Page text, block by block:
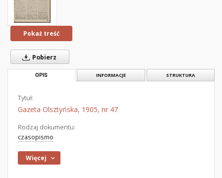
Pokaż treść
Pobierz
OPIS INFORMACJE STRUKTURA
Tytuł:
Gazeta Olsztyńska, 1905, nr 47
Rodzaj dokumentu:
czasopismo
Więcej